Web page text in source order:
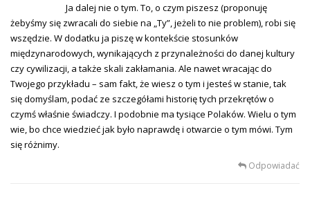
Ja dalej nie o tym. To, o czym piszesz (proponuję
żebyśmy się zwracali do siebie na „Ty”, jeżeli to nie problem), robi się
wszędzie. W dodatku ja piszę w kontekście stosunków
międzynarodowych, wynikających z przynależności do danej kultury
czy cywilizacji, a także skali zakłamania. Ale nawet wracając do
Twojego przykładu – sam fakt, że wiesz o tym i jesteś w stanie, tak
się domyślam, podać ze szczegółami historię tych przekrętów o
czymś właśnie świadczy. I podobnie ma tysiące Polaków. Wielu o tym
wie, bo chce wiedzieć jak było naprawdę i otwarcie o tym mówi. Tym
się różnimy.
Odpowiadać